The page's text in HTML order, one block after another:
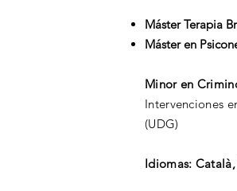
Máster Terapia
Máster en
Minor en
Intervenciones
(UDG)
Idiomas: